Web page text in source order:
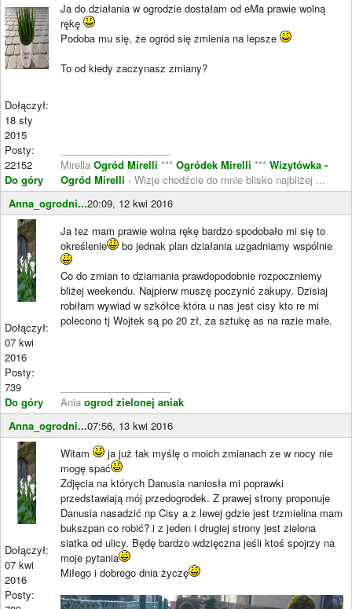
Dołączył:
18 sty
2015
Posty:
22152
Do góry
Ja do działania w ogrodzie dostałam od eMa prawie wolną
rękę
Podoba mu się, że ogród się zmienia na lepsze
To od kiedy zaczynasz zmiany?
Mirella Ogród Mirelli *** Ogródek Mirelli *** Wizytówka -
Ogród Mirelli - Wizje chodźcie do mnie blisko najbliżej ...
Anna_ogrodni...20:09, 12 kwi 2016
Dołączył:
07 kwi
2016
Posty:
739
Do góry
Ja tez mam prawie wolna rękę bardzo spodobało mi się to
określenie
bo jednak plan działania uzgadniamy wspólnie
Co do zmian to dziamania prawdopodobnie rozpoczniemy
bliżej weekendu. Najpierw muszę poczynić zakupy. Dzisiaj
robiłam wywiad w szkółce która u nas jest cisy kto re mi
polecono tj Wojtek są po 20 zł, za sztukę as na razie małe.
Ania ogrod zielonej aniak
Anna_ogrodni...07:56, 13 kwi 2016
Dołączył:
07 kwi
2016
Posty:
Witam
ja już tak myślę o moich zmianach ze w nocy nie
mogę spać
Zdjęcia na których Danusia naniosła mi poprawki
przedstawiają mój przedogrodek. Z prawej strony proponuje
Danusia nasadzić np Cisy a z lewej gdzie jest trzmielina mam
bukszpan co robić? i z jeden i drugiej strony jest zielona
siatka od ulicy. Będę bardzo wdzięczna jeśli ktoś spojrzy na
moje pytania
Miłego i dobrego dnia życzę